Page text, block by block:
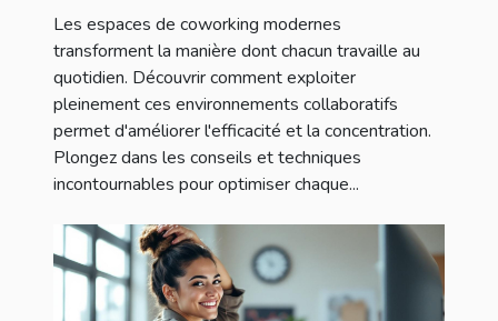
Les espaces de coworking modernes
transforment la manière dont chacun travaille au
quotidien. Découvrir comment exploiter
pleinement ces environnements collaboratifs
permet d'améliorer l'efficacité et la concentration.
Plongez dans les conseils et techniques
incontournables pour optimiser chaque...